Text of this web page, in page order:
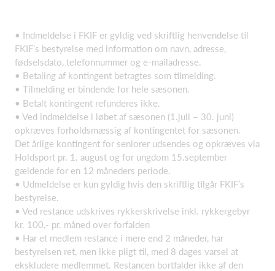
• Indmeldelse i FKIF er gyldig ved skriftlig henvendelse til
FKIF’s bestyrelse med information om navn, adresse,
fødselsdato, telefonnummer og e-mailadresse.
• Betaling af kontingent betragtes som tilmelding.
• Tilmelding er bindende for hele sæsonen.
• Betalt kontingent refunderes ikke.
• Ved indmeldelse i løbet af sæsonen (1.juli – 30. juni)
opkræves forholdsmæssig af kontingentet for sæsonen.
Det årlige kontingent for seniorer udsendes og opkræves via
Holdsport pr. 1. august og for ungdom 15.september
gældende for en 12 måneders periode.
• Udmeldelse er kun gyldig hvis den skriftlig tilgår FKIF’s
bestyrelse.
• Ved restance udskrives rykkerskrivelse inkl. rykkergebyr
kr. 100,- pr. måned over forfalden
• Har et medlem restance i mere end 2 måneder, har
bestyrelsen ret, men ikke pligt til, med 8 dages varsel at
ekskludere medlemmet. Restancen bortfalder ikke af den